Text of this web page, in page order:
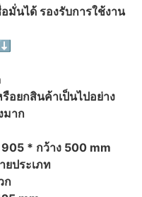
มั่นได้ รองรับการใช้งาน
อยกสินค้าเป็นไปอย่าง
มาก
* กว้าง 500 mm
ยประเภท
ก